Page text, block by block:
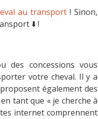
au transport ! Sinon,
⬇️ !
des concessions vous
votre cheval. Il y a
également des
tant que « je cherche à
internet comprennent